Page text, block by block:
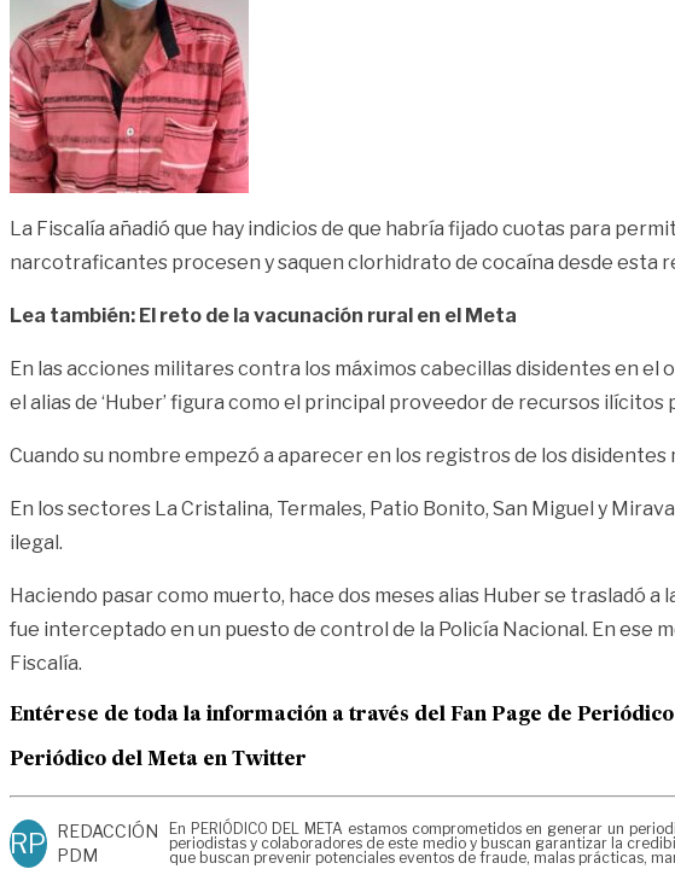
La Fiscalía añadió que hay indicios de que habría fijado cuotas para
narcotraficantes procesen y saquen clorhidrato de cocaína desde esta
Lea también: El reto de la vacunación rural en el Meta
En las acciones militares contra los máximos cabecillas disidentes en el
el alias de ‘Huber’ figura como el principal proveedor de recursos
Cuando su nombre empezó a aparecer en los registros de los
En los sectores La Cristalina, Termales, Patio Bonito, San Miguel y
ilegal.
Haciendo pasar como muerto, hace dos meses alias Huber se trasladó
fue interceptado en un puesto de control de la Policía Nacional. En ese
Fiscalía.
Entérese de toda la información a través del Fan Page de
Periódico del Meta en Twitter
RP
REDACCIÓN
PDM
En PERIÓDICO DEL META estamos comprometidos en generar un
periodistas y colaboradores de este medio y buscan garantizar la
que buscan prevenir potenciales eventos de fraude, malas prácticas,